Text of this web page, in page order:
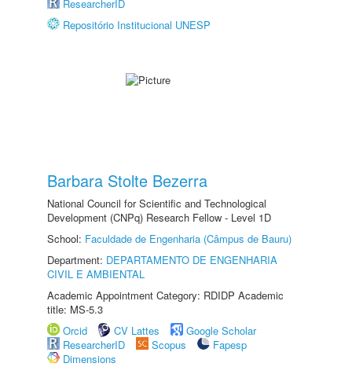
ResearcherID
Repositório Institucional UNESP
Barbara Stolte Bezerra
National Council for Scientific and Technological
Development (CNPq) Research Fellow - Level 1D
School: Faculdade de Engenharia (Câmpus de Bauru)
Department: DEPARTAMENTO DE ENGENHARIA
CIVIL E AMBIENTAL
Academic Appointment Category: RDIDP Academic
title: MS-5.3
Orcid
CV Lattes
Google Scholar
ResearcherID
Scopus
Fapesp
Dimensions